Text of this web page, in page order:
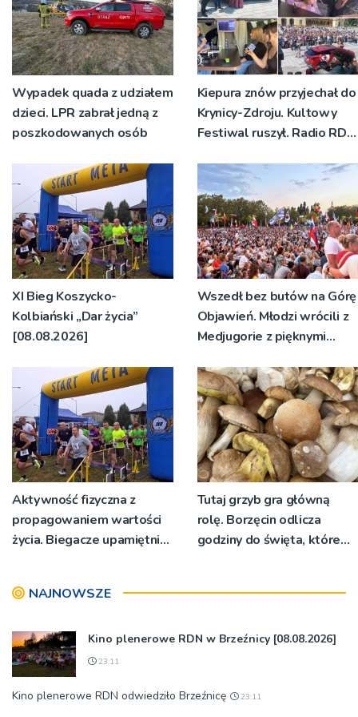
Wypadek quada z udziałem
dzieci. LPR zabrał jedną z
poszkodowanych osób
Kiepura znów przyjechał do
Krynicy-Zdroju. Kultowy
Festiwal ruszył. Radio RDN
żywo [ZDJĘCIA]
XI Bieg Koszycko-
Kolbiański „Dar życia”
[08.08.2026]
Wszedł bez butów na Górę
Objawień. Młodzi wrócili z
Medjugorie z pięknymi
Aktywność fizyczna z
propagowaniem wartości
życia. Biegacze upamiętnili
Tutaj grzyb gra główną
rolę. Borzęcin odlicza
godziny do święta, które
NAJNOWSZE
Kino plenerowe RDN w Brzeźnicy [08.08.2026]
23:11
Kino plenerowe RDN odwiedziło Brzeźnicę 23:11